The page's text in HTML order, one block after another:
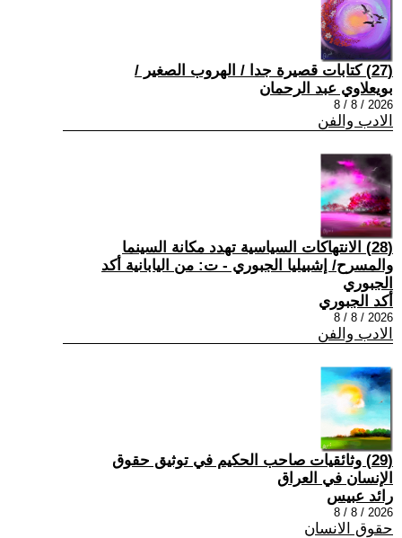
(27) كتابات قصيرة جدا / الهروب الصغير /
بويعلاوي عبد الرحمان
2026 / 8 / 8
الادب والفن
(28) الانتهاكات السياسية تهدد مكانة السينما
والمسرح/ إشبيليا الجبوري - ت: من اليابانية أكد
الجبوري
أكد الجبوري
2026 / 8 / 8
الادب والفن
(29) وثائقيات صاحب الحكيم في توثيق حقوق
الإنسان في العراق
رائد عبيس
2026 / 8 / 8
حقوق الانسان